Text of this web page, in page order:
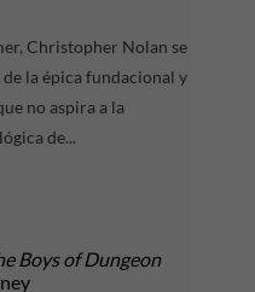
Christopher Nolan se
la épica fundacional y
no aspira a la
de...
Boys of Dungeon